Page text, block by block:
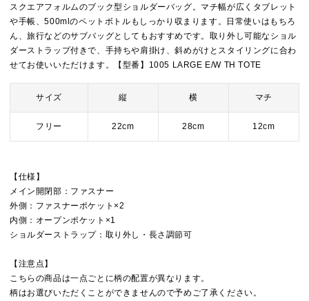
スクエアフォルムのブック型ショルダーバッグ。マチ幅が広くタブレット
や手帳、500mlのペットボトルもしっかり収まります。日常使いはもちろ
ん、旅行などのサブバッグとしてもおすすめです。取り外し可能なショル
ダーストラップ付きで、手持ちや肩掛け、斜めがけとスタイリングに合わ
せてお使いいただけます。【型番】1005 LARGE E/W TH TOTE
サイズ 縦 横 マチ
フリー 22cm 28cm 12cm
【仕様】
メイン開閉部：ファスナー
外側：ファスナーポケット×2
内側：オープンポケット×1
ショルダーストラップ：取り外し・長さ調節可
【注意点】
こちらの商品は一点ごとに柄の配置が異なります。
柄はお選びいただくことができませんので予めご了承ください。